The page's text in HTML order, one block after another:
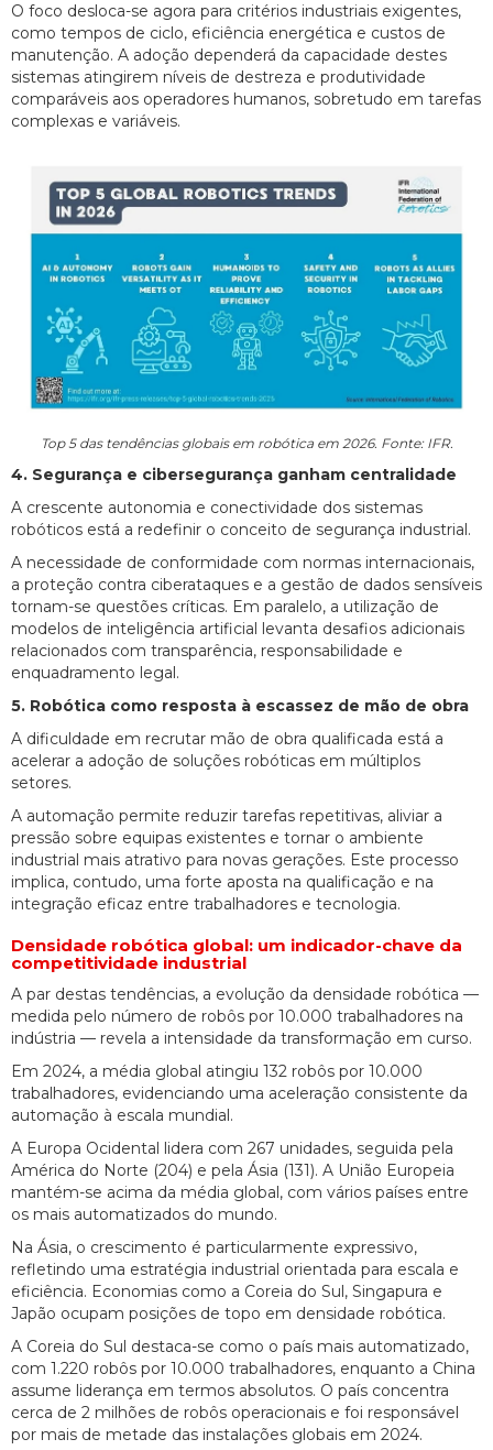
O foco desloca-se agora para critérios industriais exigentes,
como tempos de ciclo, eficiência energética e custos de
manutenção. A adoção dependerá da capacidade destes
sistemas atingirem níveis de destreza e produtividade
comparáveis aos operadores humanos, sobretudo em tarefas
complexas e variáveis.
Top 5 das tendências globais em robótica em 2026. Fonte: IFR.
4. Segurança e cibersegurança ganham centralidade
A crescente autonomia e conectividade dos sistemas
robóticos está a redefinir o conceito de segurança industrial.
A necessidade de conformidade com normas internacionais,
a proteção contra ciberataques e a gestão de dados sensíveis
tornam-se questões críticas. Em paralelo, a utilização de
modelos de inteligência artificial levanta desafios adicionais
relacionados com transparência, responsabilidade e
enquadramento legal.
5. Robótica como resposta à escassez de mão de obra
A dificuldade em recrutar mão de obra qualificada está a
acelerar a adoção de soluções robóticas em múltiplos
setores.
A automação permite reduzir tarefas repetitivas, aliviar a
pressão sobre equipas existentes e tornar o ambiente
industrial mais atrativo para novas gerações. Este processo
implica, contudo, uma forte aposta na qualificação e na
integração eficaz entre trabalhadores e tecnologia.
Densidade robótica global: um indicador-chave da
competitividade industrial
A par destas tendências, a evolução da densidade robótica —
medida pelo número de robôs por 10.000 trabalhadores na
indústria — revela a intensidade da transformação em curso.
Em 2024, a média global atingiu 132 robôs por 10.000
trabalhadores, evidenciando uma aceleração consistente da
automação à escala mundial.
A Europa Ocidental lidera com 267 unidades, seguida pela
América do Norte (204) e pela Ásia (131). A União Europeia
mantém-se acima da média global, com vários países entre
os mais automatizados do mundo.
Na Ásia, o crescimento é particularmente expressivo,
refletindo uma estratégia industrial orientada para escala e
eficiência. Economias como a Coreia do Sul, Singapura e
Japão ocupam posições de topo em densidade robótica.
A Coreia do Sul destaca-se como o país mais automatizado,
com 1.220 robôs por 10.000 trabalhadores, enquanto a China
assume liderança em termos absolutos. O país concentra
cerca de 2 milhões de robôs operacionais e foi responsável
por mais de metade das instalações globais em 2024.